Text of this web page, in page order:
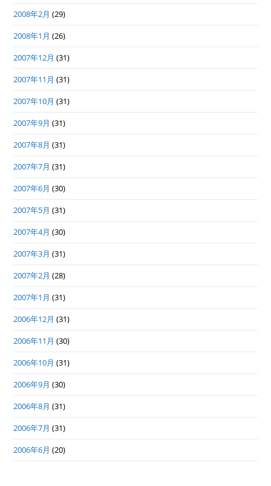
2008年2月 (29)
2008年1月 (26)
2007年12月 (31)
2007年11月 (31)
2007年10月 (31)
2007年9月 (31)
2007年8月 (31)
2007年7月 (31)
2007年6月 (30)
2007年5月 (31)
2007年4月 (30)
2007年3月 (31)
2007年2月 (28)
2007年1月 (31)
2006年12月 (31)
2006年11月 (30)
2006年10月 (31)
2006年9月 (30)
2006年8月 (31)
2006年7月 (31)
2006年6月 (20)